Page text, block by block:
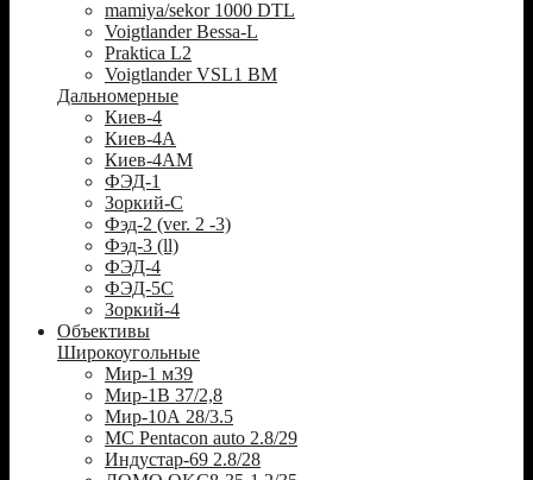
mamiya/sekor 1000 DTL
Voigtlander Bessa-L
Praktica L2
Voigtlander VSL1 BM
Дальномерные
Киев-4
Киев-4А
Киев-4АМ
ФЭД-1
Зоркий-С
Фэд-2 (ver. 2 -3)
Фэд-3 (ll)
ФЭД-4
ФЭД-5С
Зоркий-4
Объективы
Широкоугольные
Мир-1 м39
Мир-1В 37/2,8
Мир-10А 28/3.5
MC Pentacon auto 2.8/29
Индустар-69 2.8/28